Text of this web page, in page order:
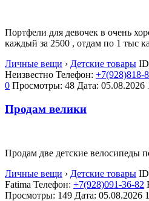
Портфели для девочек в очень
каждый за 2500 , отдам по 1 тыс
Личные вещи › Детские товары
Неизвестно Телефон: +7(928)818-
0 Просмотры: 48 Дата: 05.08.2026
Продам велики
Продам две детские велосипеды
Личные вещи › Детские товары
Fatima Телефон: +7(928)091-36-82
Просмотры: 149 Дата: 05.08.2026